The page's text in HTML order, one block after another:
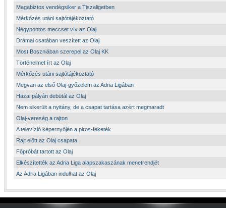
Magabiztos vendégsiker a Tiszaligetben
Mérkőzés utáni sajtótájékoztató
Négypontos meccset vív az Olaj
Drámai csatában veszített az Olaj
Most Boszniában szerepel az Olaj KK
Történelmet írt az Olaj
Mérkőzés utáni sajtótájékoztató
Megvan az első Olaj-győzelem az Adria Ligában
Hazai pályán debütál az Olaj
Nem sikerült a nyitány, de a csapat tartása azért megmaradt
Olaj-vereség a rajton
A televízió képernyőjén a piros-feketék
Rajt előtt az Olaj csapata
Főpróbát tartott az Olaj
Elkészítették az Adria Liga alapszakaszának menetrendjét
Az Adria Ligában indulhat az Olaj